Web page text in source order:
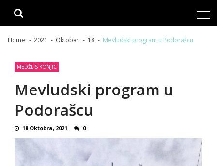
Home 2021 Oktobar 18 Mevludski program u Podorašcu
MEDŽLIS KONJIC
Mevludski program u
Podorašcu
18 Oktobra, 2021 0